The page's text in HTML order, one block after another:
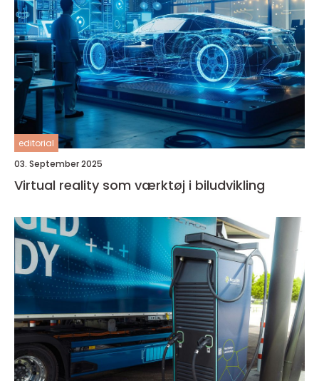
editorial
03. September 2025
Virtual reality som værktøj i biludvikling